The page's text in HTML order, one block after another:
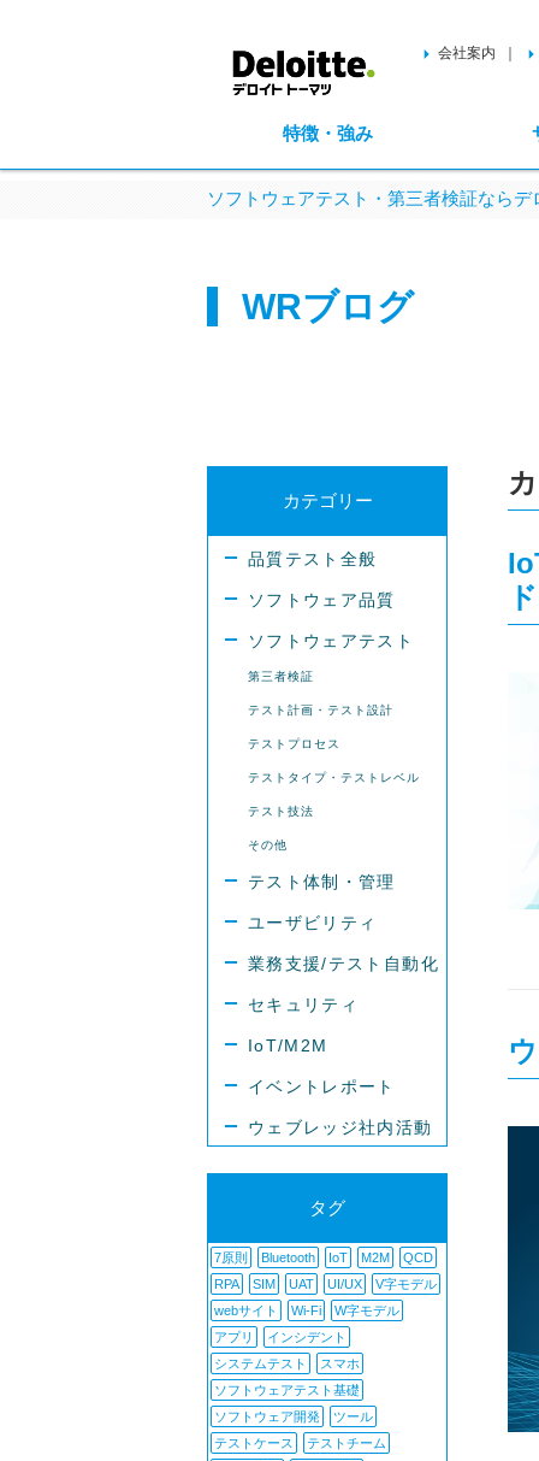
会社案内
特徴・強み
ソフトウェアテスト・第三者検証なら
WRブログ
カテゴリー
品質テスト全般
ソフトウェア品質
ソフトウェアテスト
第三者検証
テスト計画・テスト設計
テストプロセス
テストタイプ・テストレベル
テスト技法
その他
テスト体制・管理
ユーザビリティ
業務支援/テスト自動化
セキュリティ
IoT/M2M
イベントレポート
ウェブレッジ社内活動
タグ
7原則 Bluetooth IoT M2M
QCD
RPA
SIM UAT UI/UX
V字モデル
webサイト
Wi-Fi
W字モデル
アプリ
インシデント
システムテスト
スマホ
ソフトウェアテスト基礎
ソフトウェア開発
ツール
テストケース
テストチーム